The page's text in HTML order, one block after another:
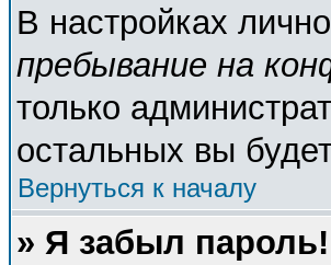
В настройках
пребывание на
только
остальных вы
Вернуться к началу
» Я забыл пароль!